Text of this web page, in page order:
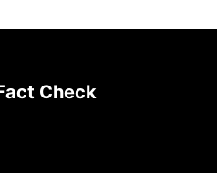
Check